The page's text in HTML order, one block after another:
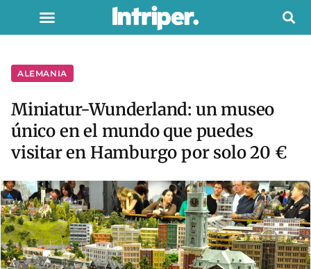
ALEMANIA
Miniatur-Wunderland: un museo
único en el mundo que puedes
visitar en Hamburgo por solo 20 €